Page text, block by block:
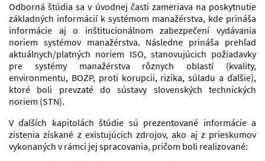
Odborná štúdia sa v úvodnej časti zameriava na poskytnutie
základných informácií k systémom manažérstva, kde prináša
informácie aj o inštitucionálnom zabezpečení vydávania
noriem systémov manažérstva. Následne prináša prehľad
aktuálnych/platných noriem ISO, stanovujúcich požiadavky
pre systémy manažérstva rôznych oblastí (kvality,
environmentu, BOZP, proti korupcii, rizika, súladu a ďalšie),
ktoré boli prevzaté do sústavy slovenských technických
noriem (STN).
V ďalších kapitolách štúdie sú prezentované informácie a
zistenia získané z existujúcich zdrojov, ako aj z prieskumov
vykonaných v rámci jej spracovania, pričom boli realizované: